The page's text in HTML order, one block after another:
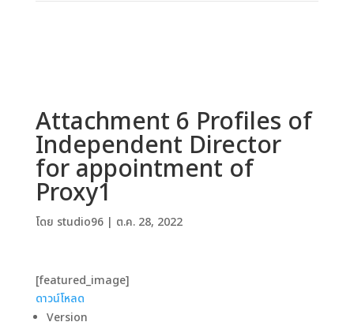
Attachment 6 Profiles of
Independent Director
for appointment of
Proxy1
โดย studio96| ต.ค. 28, 2022
[featured_image]
ดาวน์โหลด
Version